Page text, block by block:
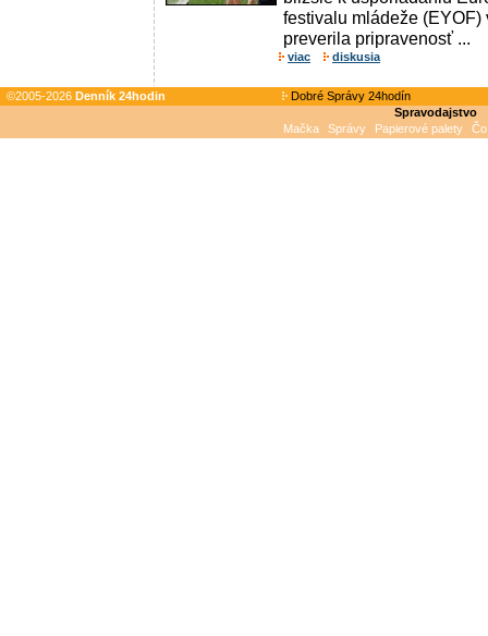
festivalu mládeže
preverila pripravenosť ...
viac diskusia
©2005-2026 Denník 24hodin
Dobré Správy 24hodín
Spravodajstvo
Mačka
Správy Papierové palety